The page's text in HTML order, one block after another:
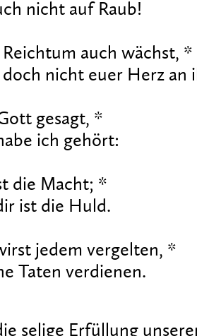
nicht auf Raub!
auch wächst, *
nicht euer Herz an
gesagt, *
ich gehört:
die Macht; *
ist die Huld.
jedem vergelten, *
Taten verdienen.
selige Erfüllung